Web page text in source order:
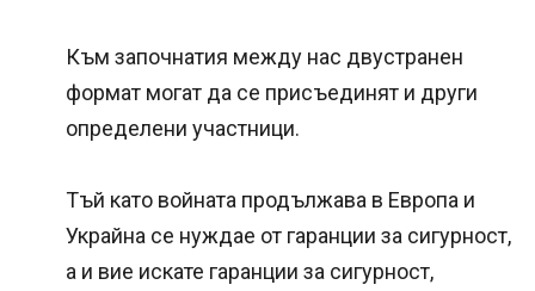
Към започнатия между нас двустранен
формат могат да се присъединят и други
определени участници.
Тъй като войната продължава в Европа и
Украйна се нуждае от гаранции за сигурност,
а и вие искате гаранции за сигурност,